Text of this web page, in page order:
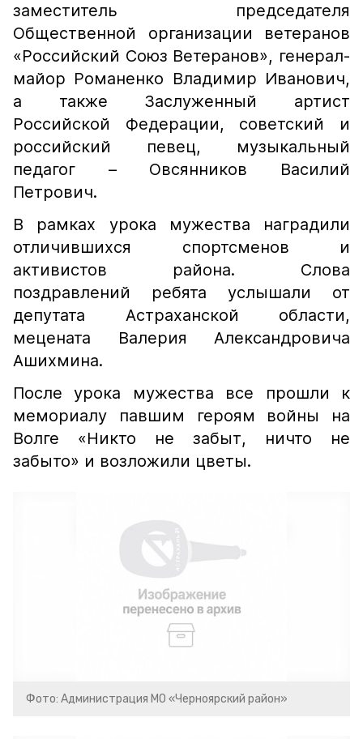
заместитель председателя
Общественной организации ветеранов
«Российский Союз Ветеранов», генерал-
майор Романенко Владимир Иванович,
а также Заслуженный артист
Российской Федерации, советский и
российский певец, музыкальный
педагог – Овсянников Василий
Петрович.
В рамках урока мужества наградили
отличившихся спортсменов и
активистов района. Слова
поздравлений ребята услышали от
депутата Астраханской области,
мецената Валерия Александровича
Ашихмина.
После урока мужества все прошли к
мемориалу павшим героям войны на
Волге «Никто не забыт, ничто не
забыто» и возложили цветы.
Фото: Администрация МО «Черноярский район»